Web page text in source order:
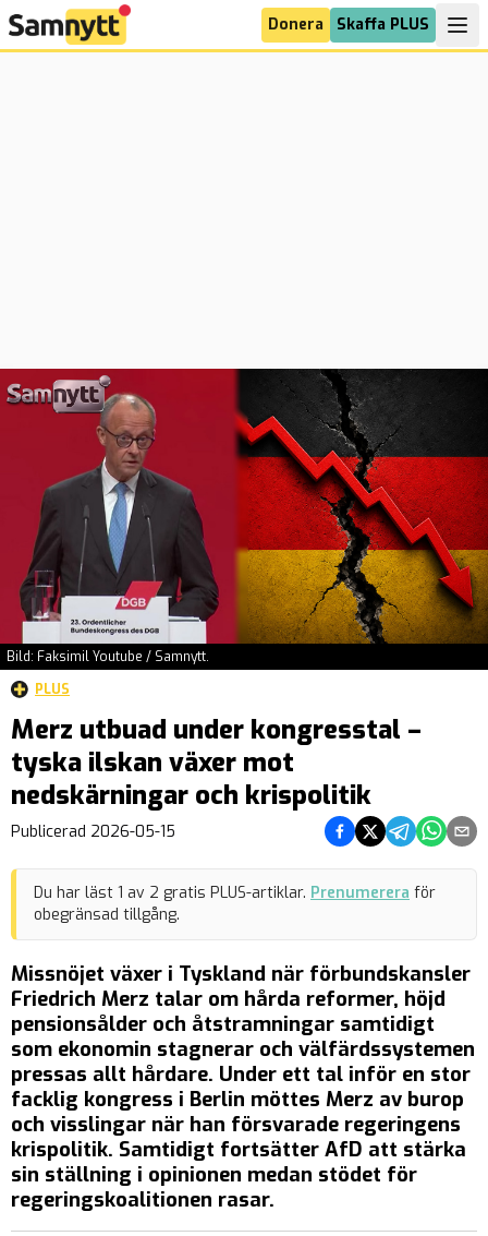
Donera Skaffa PLUS
Bild: Faksimil Youtube / Samnytt.
PLUS
Merz utbuad under kongresstal –
tyska ilskan växer mot
nedskärningar och krispolitik
Publicerad 2026-05-15 Dela på Facebook
Dela på Twitter
Dela påDela på
Dela
Du har läst 1 av 2 gratis PLUS-artiklar. Prenumerera för
obegränsad tillgång.
Missnöjet växer i Tyskland när förbundskansler
Friedrich Merz talar om hårda reformer, höjd
pensionsålder och åtstramningar samtidigt
som ekonomin stagnerar och välfärdssystemen
pressas allt hårdare. Under ett tal inför en stor
facklig kongress i Berlin möttes Merz av burop
och visslingar när han försvarade regeringens
krispolitik. Samtidigt fortsätter AfD att stärka
sin ställning i opinionen medan stödet för
regeringskoalitionen rasar.